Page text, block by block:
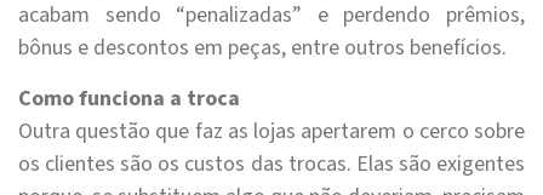
acabam sendo “penalizadas” e perdendo prêmios,
bônus e descontos em peças, entre outros benefícios.
Como funciona a troca
Outra questão que faz as lojas apertarem o cerco sobre
os clientes são os custos das trocas. Elas são exigentes